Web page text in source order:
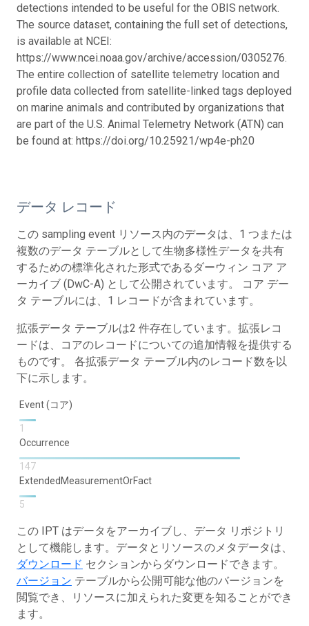
detections intended to be useful for the OBIS network.
The source dataset, containing the full set of detections,
is available at NCEI:
https://www.ncei.noaa.gov/archive/accession/0305276.
The entire collection of satellite telemetry location and
profile data collected from satellite-linked tags deployed
on marine animals and contributed by organizations that
are part of the U.S. Animal Telemetry Network (ATN) can
be found at: https://doi.org/10.25921/wp4e-ph20
データ レコード
この sampling event リソース内のデータは、1 つまたは
複数のデータ テーブルとして生物多様性データを共有
するための標準化された形式であるダーウィン コア ア
ーカイブ (DwC-A) として公開されています。 コア デー
タ テーブルには、1 レコードが含まれています。
拡張データ テーブルは2 件存在しています。拡張レコ
ードは、コアのレコードについての追加情報を提供する
ものです。 各拡張データ テーブル内のレコード数を以
下に示します。
Event (コア)
1
Occurrence
147
ExtendedMeasurementOrFact
5
この IPT はデータをアーカイブし、データ リポジトリ
として機能します。データとリソースのメタデータは、
ダウンロード セクションからダウンロードできます。
バージョン テーブルから公開可能な他のバージョンを
閲覧でき、リソースに加えられた変更を知ることができ
ます。